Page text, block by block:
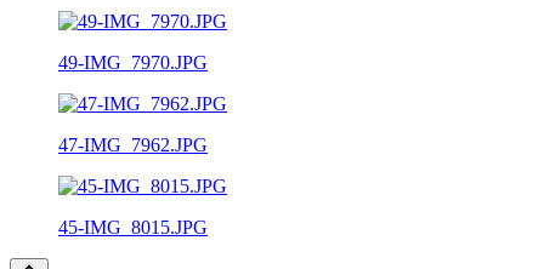
49-IMG_7970.JPG
47-IMG_7962.JPG
45-IMG_8015.JPG